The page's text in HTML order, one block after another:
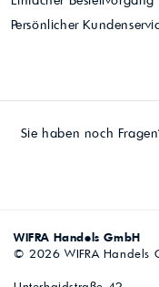
Persönlicher
Sie haben noch
WIFRA Handels GmbH
© 2026 WIFRA Handels